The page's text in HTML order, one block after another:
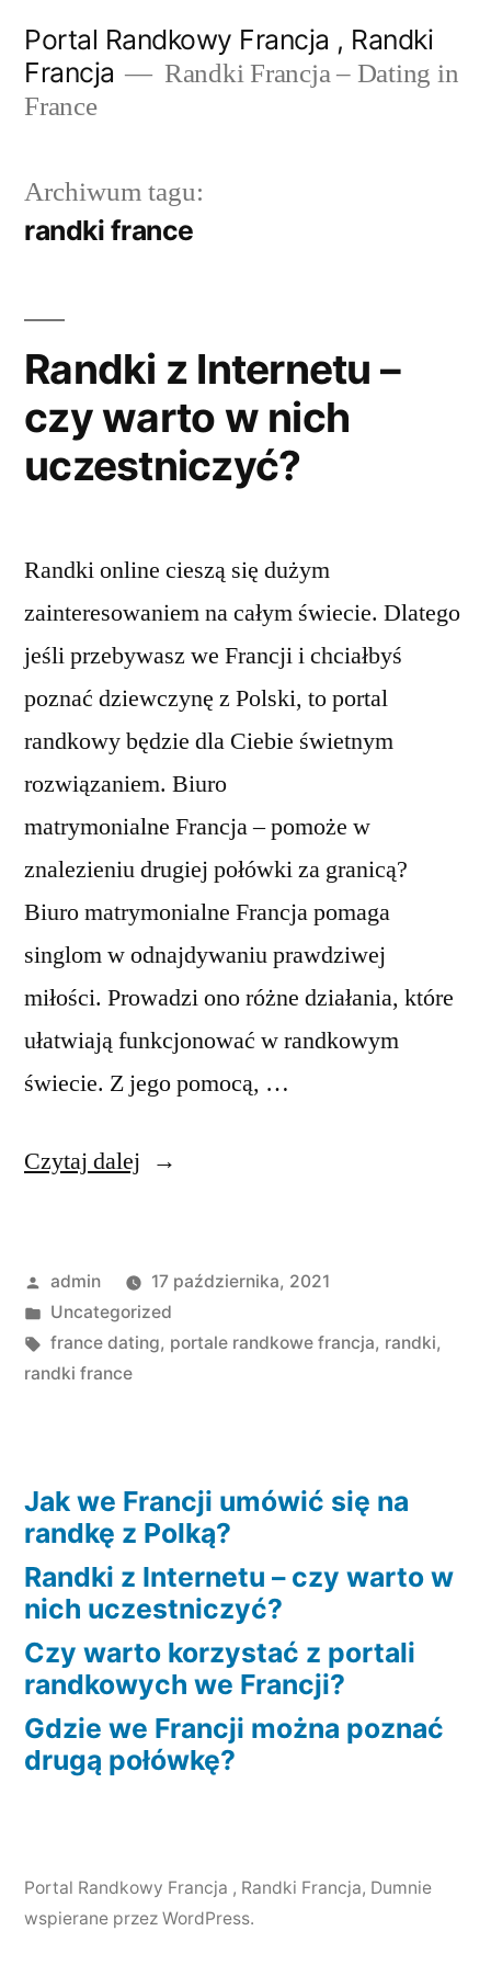
treści
Portal Randkowy Francja , Randki
Francja
Randki Francja – Dating in
France
Archiwum tagu:
randki france
Randki z Internetu –
czy warto w nich
uczestniczyć?
Randki online cieszą się dużym
zainteresowaniem na całym świecie. Dlatego
jeśli przebywasz we Francji i chciałbyś
poznać dziewczynę z Polski, to portal
randkowy będzie dla Ciebie świetnym
rozwiązaniem. Biuro
matrymonialne Francja – pomoże w
znalezieniu drugiej połówki za granicą?
Biuro matrymonialne Francja pomaga
singlom w odnajdywaniu prawdziwej
miłości. Prowadzi ono różne działania, które
ułatwiają funkcjonować w randkowym
świecie. Z jego pomocą, …
Czytaj dalej „Randki
–
czy
uczestniczyć?”
Opublikowane
przez
admin
17 października, 2021
Opublikowano
w
Uncategorized
Tagi:
france dating, portale randkowe francja, randki,
randki france
Jak we Francji umówić się na
randkę z Polką?
Randki z Internetu – czy warto w
nich uczestniczyć?
Czy warto korzystać z portali
randkowych we Francji?
Gdzie we Francji można poznać
drugą połówkę?
Portal Randkowy Francja , Randki Francja, Dumnie
wspierane przez WordPress.